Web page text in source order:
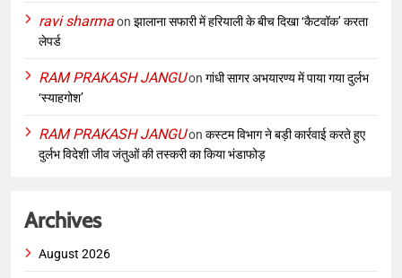
ravi sharmaon झालाना सफारी में हरियाली के बीच दिखा ‘कैटवॉक’ करता
लेपर्ड
RAM PRAKASH JANGUon गांधी सागर अभयारण्य में पाया गया दुर्लभ
‘स्याहगोश’
RAM PRAKASH JANGUon कस्टम विभाग ने बड़ी कार्रवाई करते हुए
दुर्लभ विदेशी जीव जंतुओं की तस्करी का किया भंडाफोड़
Archives
August 2026